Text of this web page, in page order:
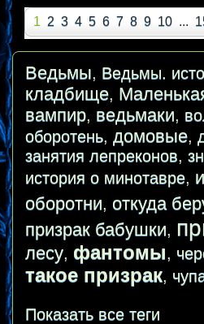
1 2 3 4 5 6 7 8 9 10 ...
Ведьмы, Ведьмы.
кладбище,
вампир, ведьмаки,
оборотень, домовые,
занятия лепреконов,
история о минотавре,
оборотни, откуда
призрак бабушки,
лесу, фантомы,
такое призрак,
Показать все теги